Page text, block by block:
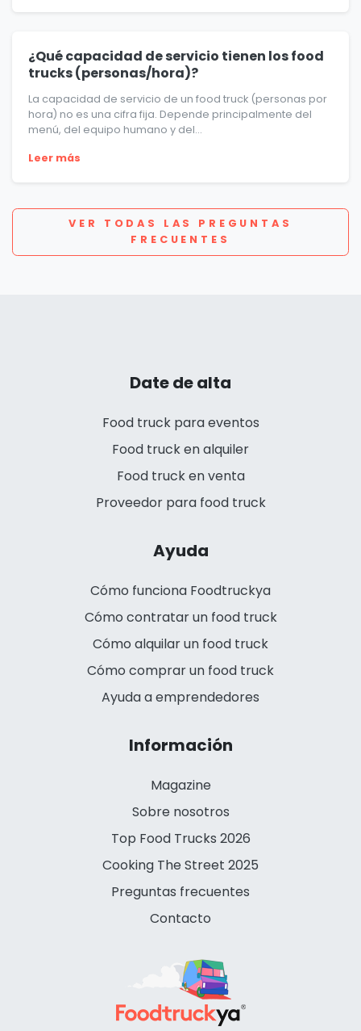
¿Qué capacidad de servicio tienen los food
trucks (personas/hora)?
La capacidad de servicio de un food truck (personas por
hora) no es una cifra fija. Depende principalmente del
menú, del equipo humano y del...
Leer más
VER TODAS LAS PREGUNTAS
FRECUENTES
Date de alta
Food truck para eventos
Food truck en alquiler
Food truck en venta
Proveedor para food truck
Ayuda
Cómo funciona Foodtruckya
Cómo contratar un food truck
Cómo alquilar un food truck
Cómo comprar un food truck
Ayuda a emprendedores
Información
Magazine
Sobre nosotros
Top Food Trucks 2026
Cooking The Street 2025
Preguntas frecuentes
Contacto